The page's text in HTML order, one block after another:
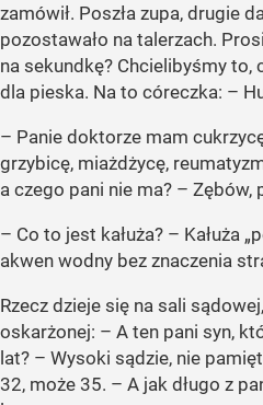
zamówił. Poszła zupa, drugie
pozostawało na talerzach.
na sekundkę? Chcielibyśmy to,
dla pieska. Na to córeczka: –
– Panie doktorze mam
grzybicę, miażdżycę,
a czego pani nie ma? – Zębów,
– Co to jest kałuża? – Kałuża
akwen wodny bez znaczenia
Rzecz dzieje się na sali
oskarżonej: – A ten pani syn,
lat? – Wysoki sądzie, nie
32, może 35. – A jak długo z